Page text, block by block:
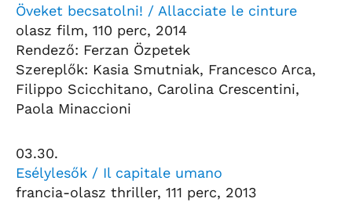
Öveket becsatolni! / Allacciate le cinture
olasz film, 110 perc, 2014
Rendező: Ferzan Özpetek
Szereplők: Kasia Smutniak, Francesco Arca,
Filippo Scicchitano, Carolina Crescentini,
Paola Minaccioni
03.30.
Esélylesők / Il capitale umano
francia-olasz thriller, 111 perc, 2013